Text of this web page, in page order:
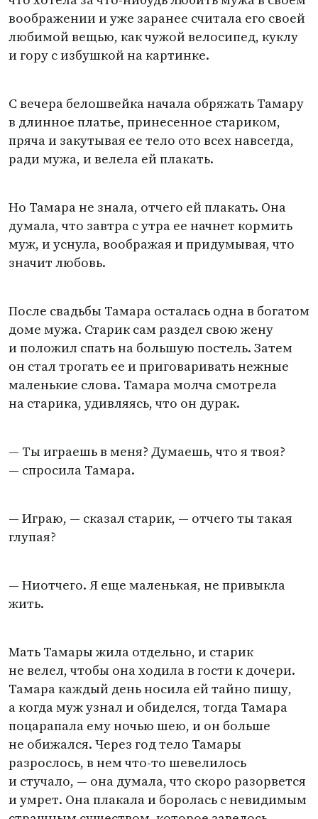
воображении и уже заранее считала его своей
любимой вещью, как чужой велосипед, куклу
и гору с избушкой на картинке.
С вечера белошвейка начала обряжать Тамару
в длинное платье, принесенное стариком,
пряча и закутывая ее тело ото всех навсегда,
ради мужа, и велела ей плакать.
Но Тамара не знала, отчего ей плакать. Она
думала, что завтра с утра ее начнет кормить
муж, и уснула, воображая и придумывая, что
значит любовь.
После свадьбы Тамара осталась одна в богатом
доме мужа. Старик сам раздел свою жену
и положил спать на большую постель. Затем
oн стал трогать ее и приговаривать нежные
маленькие слова. Тамара молча смотрела
на старика, удивляясь, что он дурак.
— Ты играешь в меня? Думаешь, что я твоя?
— спросила Тамара.
— Играю, — сказал старик, — отчего ты такая
глупая?
— Ниотчего. Я еще маленькая, не привыкла
жить.
Мать Тамары жила отдельно, и старик
не велел, чтобы она ходила в гости к дочери.
Тамара каждый день носила ей тайно пищу,
а когда муж узнал и обиделся, тогда Тамара
поцарапала ему ночью шею, и он больше
не обижался. Через год тело Тамары
разрослось, в нем что-то шевелилось
и стучало, — она думала, что скоро разорвется
и умрет. Она плакала и боролась с невидимым